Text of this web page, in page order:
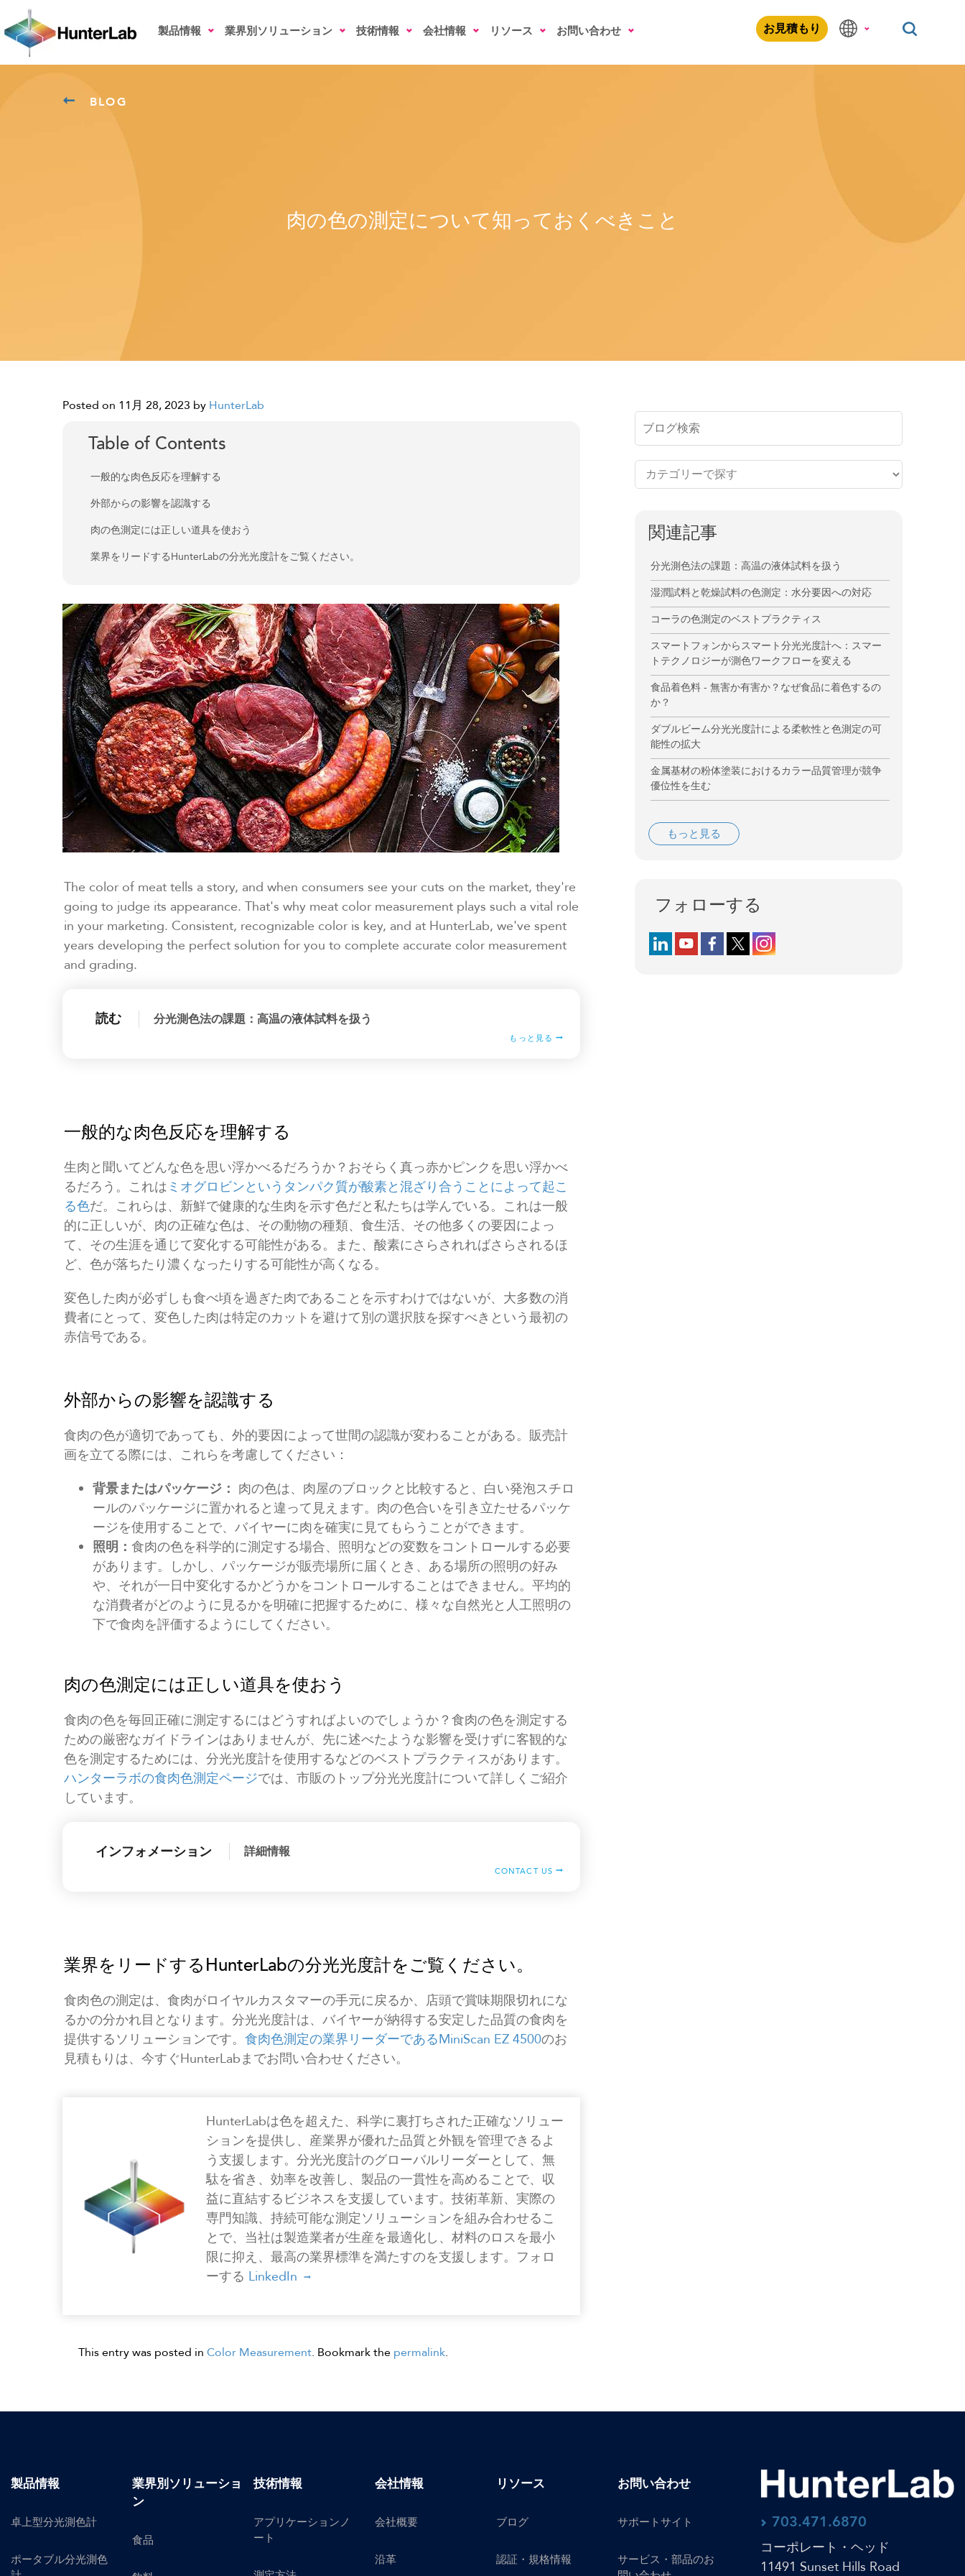
製品情報 業界別ソリューション 技術情報 会社情報 リソース お問い合わせ お見積もり
BLOG
肉の色の測定について知っておくべきこと
Posted on 11月 28, 2023 by HunterLab
Table of Contents
一般的な肉色反応を理解する
外部からの影響を認識する
肉の色測定には正しい道具を使おう
業界をリードするHunterLabの分光光度計をご覧ください。
The color of meat tells a story, and when consumers see your cuts on the market, they're
going to judge its appearance. That's why meat color measurement plays such a vital role
in your marketing. Consistent, recognizable color is key, and at HunterLab, we've spent
years developing the perfect solution for you to complete accurate color measurement
and grading.
読む 分光測色法の課題：高温の液体試料を扱う
もっと見る
一般的な肉色反応を理解する
生肉と聞いてどんな色を思い浮かべるだろうか？おそらく真っ赤かピンクを思い浮かべ
るだろう。これは ミオグロビンというタンパク質が酸素と混ざり合うことによって起こ
る色だ。これらは、新鮮で健康的な生肉を示す色だと私たちは学んでいる。これは一般
的に正しいが、肉の正確な色は、その動物の種類、食生活、その他多くの要因によっ
て、その生涯を通じて変化する可能性がある。また、酸素にさらされればさらされるほ
ど、色が落ちたり濃くなったりする可能性が高くなる。
変色した肉が必ずしも食べ頃を過ぎた肉であることを示すわけではないが、大多数の消
費者にとって、変色した肉は特定のカットを避けて別の選択肢を探すべきという最初の
赤信号である。
外部からの影響を認識する
食肉の色が適切であっても、外的要因によって世間の認識が変わることがある。販売計
画を立てる際には、これらを考慮してください：
背景またはパッケージ： 肉の色は、肉屋のブロックと比較すると、白い発泡スチロ
ールのパッケージに置かれると違って見えます。肉の色合いを引き立たせるパッケ
ージを使用することで、バイヤーに肉を確実に見てもらうことができます。
照明： 食肉の色を科学的に測定する場合、照明などの変数をコントロールする必要
があります。しかし、パッケージが販売場所に届くとき、ある場所の照明の好み
や、それが一日中変化するかどうかをコントロールすることはできません。平均的
な消費者がどのように見るかを明確に把握するために、様々な自然光と人工照明の
下で食肉を評価するようにしてください。
肉の色測定には正しい道具を使おう
食肉の色を毎回正確に測定するにはどうすればよいのでしょうか？食肉の色を測定する
ための厳密なガイドラインはありませんが、先に述べたような影響を受けずに客観的な
色を測定するためには、分光光度計を使用するなどのベストプラクティスがあります。
ハンターラボの食肉色測定ページでは、市販のトップ分光光度計について詳しくご紹介
しています。
インフォメーション 詳細情報
CONTACT US
業界をリードするHunterLabの分光光度計をご覧ください。
食肉色の測定は、食肉がロイヤルカスタマーの手元に戻るか、店頭で賞味期限切れにな
るかの分かれ目となります。分光光度計は、バイヤーが納得する安定した品質の食肉を
提供するソリューションです。 食肉色測定の業界リーダーであるMiniScan EZ 4500のお
見積もりは、今すぐHunterLabまでお問い合わせください。
HunterLabは色を超えた、科学に裏打ちされた正確なソリュー
ションを提供し、産業界が優れた品質と外観を管理できるよ
う支援します。分光光度計のグローバルリーダーとして、無
駄を省き、効率を改善し、製品の一貫性を高めることで、収
益に直結するビジネスを支援しています。技術革新、実際の
専門知識、持続可能な測定ソリューションを組み合わせるこ
とで、当社は製造業者が生産を最適化し、材料のロスを最小
限に抑え、最高の業界標準を満たすのを支援します。フォロ
ーする LinkedIn
This entry was posted in Color Measurement. Bookmark the permalink.
関連記事
分光測色法の課題：高温の液体試料を扱う
湿潤試料と乾燥試料の色測定：水分要因への対応
コーラの色測定のベストプラクティス
スマートフォンからスマート分光光度計へ：スマー
トテクノロジーが測色ワークフローを変える
食品着色料 - 無害か有害か？なぜ食品に着色するの
か？
ダブルビーム分光光度計による柔軟性と色測定の可
能性の拡大
金属基材の粉体塗装におけるカラー品質管理が競争
優位性を生む
もっと見る
フォローする
Follow us on LinkedIn
Follow us on YouTube
Follow us on Facebook
Follow us on X (formerly Twitter)
Follow us on Instagram
703.471.6870
コーポレート・ヘッド
11491 Sunset Hills Road
製品情報
卓上型分光測色計
ポータブル分光測色
業界別ソリューショ
ン
食品
技術情報
アプリケーションノ
ート
会社情報
会社概要
沿革
リソース
ブログ
認証・規格情報
お問い合わせ
サポートサイト
サービス・部品のお